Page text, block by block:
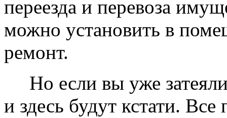
переезда и перевоза
можно установить в
ремонт.
Но если вы уже
и здесь будут кстати.